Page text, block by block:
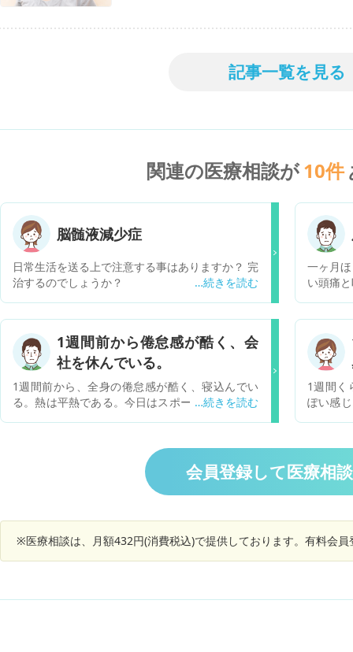
記事一覧を見る
関連の医療相談が10件
脳髄液減少症
日常生活を送る上で注意する事はありますか？ 完
治するのでしょうか？
一ヶ月
い頭痛
る。 今日医師からは、脳脊髄液減少症の可能性は
低いだ
のか、
1週間前から倦怠感が酷く、会
社を休んでいる。
1週間前から、全身の倦怠感が酷く、寝込んでい
る。熱は平熱である。今日はスポーツもしていな
1週間く
ぽい感
でおら
に受診
会員登録して医療相
※医療相談は、月額432円(消費税込)で提供しております。有料会